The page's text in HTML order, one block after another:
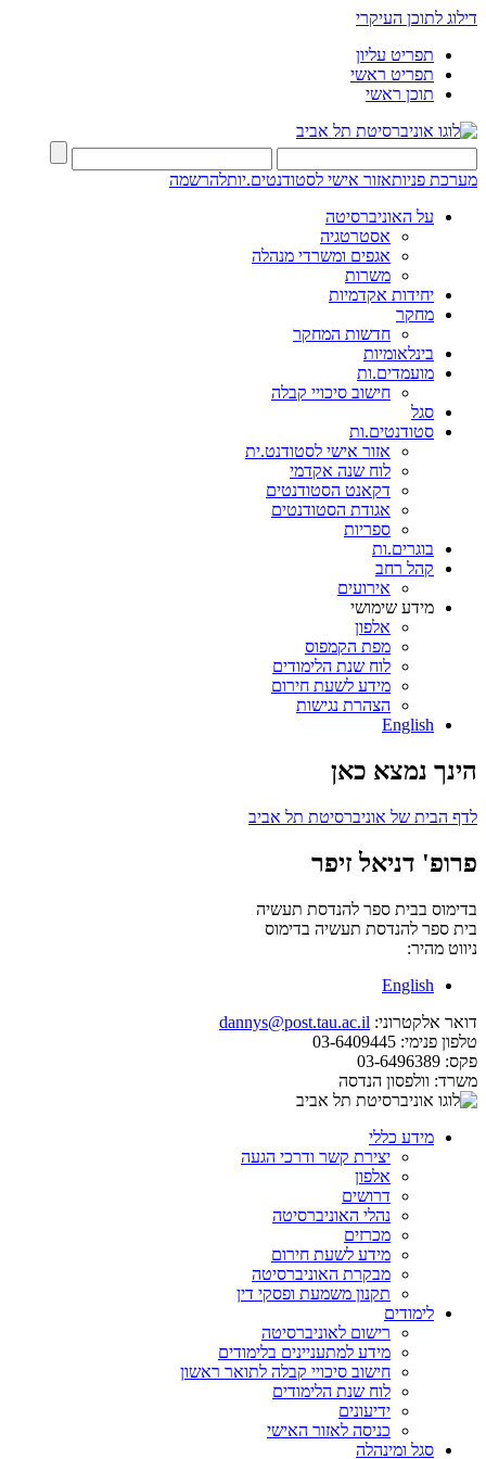
דילוג לתוכן העיקרי
תפריט עליון
תפריט ראשי
תוכן ראשי
מערכת פניותאזור אישי לסטודנטים.יותלהרשמה
על האוניברסיטה
אסטרטגיה
אגפים ומשרדי מנהלה
משרות
יחידות אקדמיות
מחקר
חדשות המחקר
בינלאומיות
מועמדים.ות
חישוב סיכויי קבלה
סגל
סטודנטים.ות
אזור אישי לסטודנט.ית
לוח שנה אקדמי
דקאנט הסטודנטים
אגודת הסטודנטים
ספריות
בוגרים.ות
קהל רחב
אירועים
מידע שימושי
אלפון
מפת הקמפוס
לוח שנת הלימודים
מידע לשעת חירום
הצהרת נגישות
English
הינך נמצא כאן
לדף הבית של אוניברסיטת תל אביב
פרופ' דניאל זיפר
בדימוס בבית ספר להנדסת תעשיה
בית ספר להנדסת תעשיה בדימוס
ניווט מהיר:
English
דואר אלקטרוני: dannys@post.tau.ac.il
טלפון פנימי:
פקס:
משרד: וולפסון הנדסה
מידע כללי
יצירת קשר ודרכי הגעה
אלפון
דרושים
נהלי האוניברסיטה
מכרזים
מידע לשעת חירום
מבקרת האוניברסיטה
תקנון משמעת ופסקי דין
לימודים
רישום לאוניברסיטה
מידע למתעניינים בלימודים
חישוב סיכויי קבלה לתואר ראשון
לוח שנת הלימודים
ידיעונים
כניסה לאזור האישי
סגל ומינהלה